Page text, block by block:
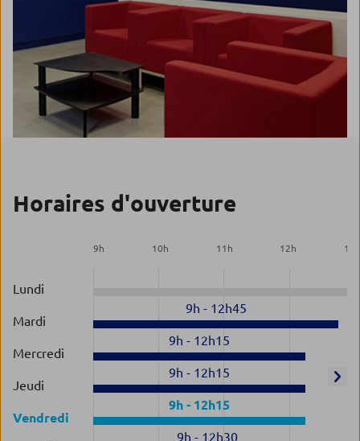
Horaires d'ouverture
9h 10h 11 h 12h 13
Lundi
Mardi
9h - 12h45
Mercredi
9h - 12h15
Jeudi
9h - 12h15
Vendredi
9h - 12h15
9h - 12h30